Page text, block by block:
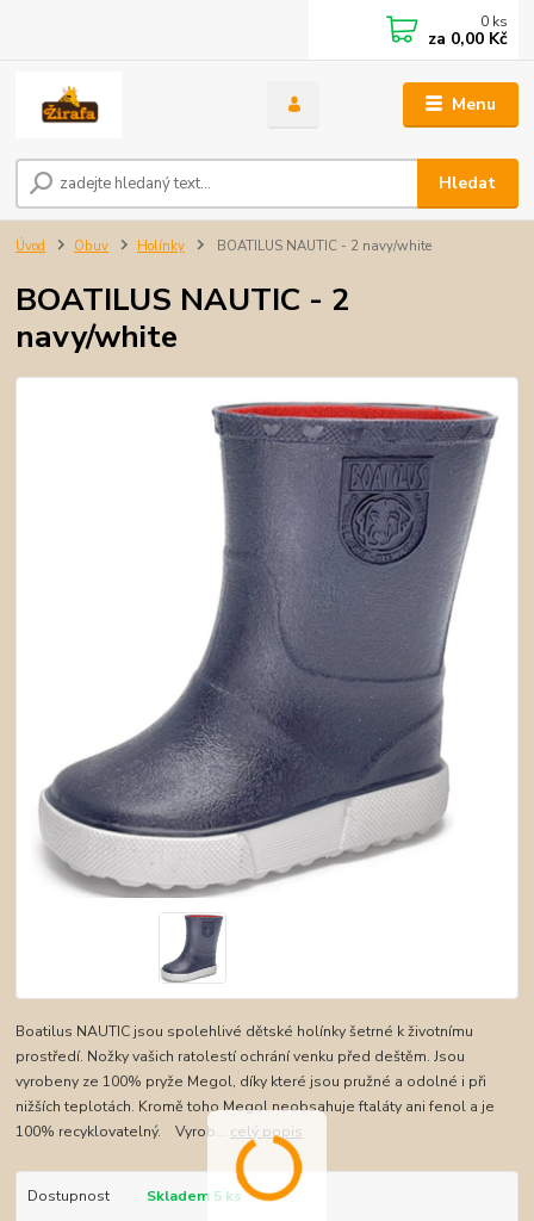
Menu
Hledat
0 ks
za 0,00 Kč
Úvod Obuv Holínky BOATILUS NAUTIC - 2 navy/white
BOATILUS NAUTIC - 2
navy/white
Boatilus NAUTIC jsou spolehlivé dětské holínky šetrné k životnímu
prostředí. Nožky vašich ratolestí ochrání venku před deštěm. Jsou
vyrobeny ze 100% pryže Megol, díky které jsou pružné a odolné i při
nižších teplotách. Kromě toho Megol neobsahuje ftaláty ani fenol a je
100% recyklovatelný. Vyrob... celý popis
Dostupnost
Skladem 5 ks